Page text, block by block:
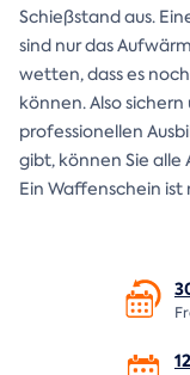
Schießstand aus.
sind nur das
wetten, dass es
können. Also
professionellen
gibt, können Sie alle
Ein Waffenschein ist